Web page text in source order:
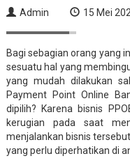
Admin 15 Mei
Bagi sebagian orang yang
sesuatu hal yang
yang mudah dilakukan
Payment Point Online
dipilih? Karena bisnis
kerugian pada saat
menjalankan bisnis
yang perlu diperhatikan di